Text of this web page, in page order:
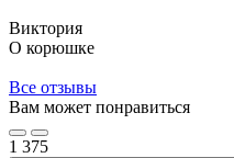
Виктория
О корюшке
Все отзывы
Вам может понравиться
1 375